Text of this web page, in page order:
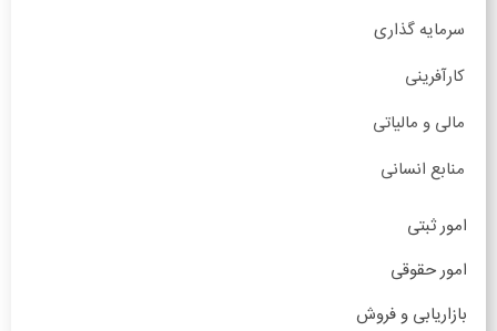
سرمایه گذاری
کارآفرینی
مالی و مالیاتی
منابع انسانی
امور ثبتی
امور حقوقی
بازاریابی و فروش